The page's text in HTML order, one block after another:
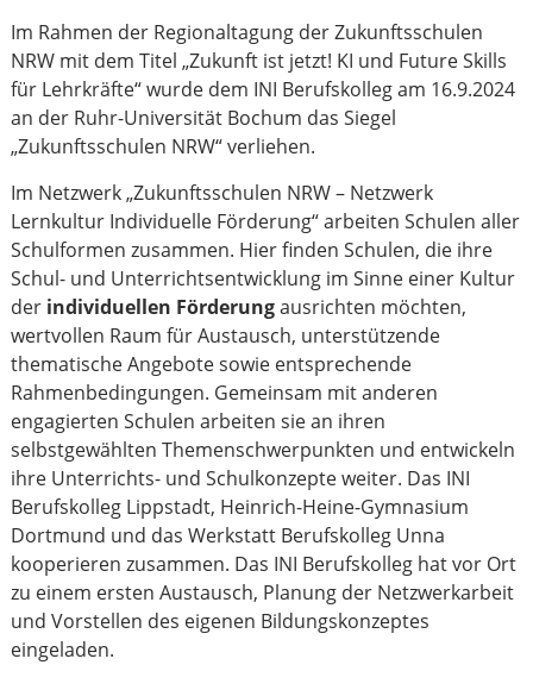
Im Rahmen der Regionaltagung der Zukunftsschulen
NRW mit dem Titel „Zukunft ist jetzt! KI und Future Skills
für Lehrkräfte“ wurde dem INI Berufskolleg am 16.9.2024
an der Ruhr-Universität Bochum das Siegel
„Zukunftsschulen NRW“ verliehen.
Im Netzwerk „Zukunftsschulen NRW – Netzwerk
Lernkultur Individuelle Förderung“ arbeiten Schulen aller
Schulformen zusammen. Hier finden Schulen, die ihre
Schul- und Unterrichtsentwicklung im Sinne einer Kultur
der individuellen Förderungausrichten möchten,
wertvollen Raum für Austausch, unterstützende
thematische Angebote sowie entsprechende
Rahmenbedingungen. Gemeinsam mit anderen
engagierten Schulen arbeiten sie an ihren
selbstgewählten Themenschwerpunkten und entwickeln
ihre Unterrichts- und Schulkonzepte weiter. Das INI
Berufskolleg Lippstadt, Heinrich-Heine-Gymnasium
Dortmund und das Werkstatt Berufskolleg Unna
kooperieren zusammen. Das INI Berufskolleg hat vor Ort
zu einem ersten Austausch, Planung der Netzwerkarbeit
und Vorstellen des eigenen Bildungskonzeptes
eingeladen.